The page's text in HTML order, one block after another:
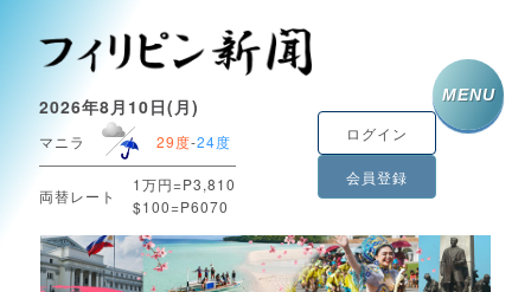
2026年8月10日(月)
マニラ 29度-24度
両替レート
1万円=P3,810
$100=P6070
ログイン
会員登録
MENU